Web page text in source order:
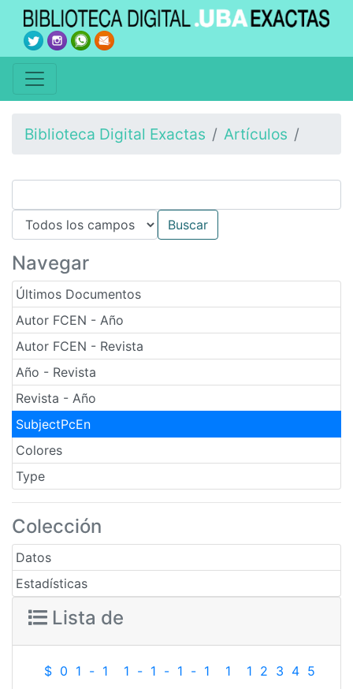
Biblioteca Digital Exactas Artículos
Navegar
Últimos Documentos
Autor FCEN - Año
Autor FCEN - Revista
Año - Revista
Revista - Año
SubjectPcEn
Colores
Type
Colección
Datos
Estadísticas
Lista de
$ 0 1 - 1 1 - 1 - 1 - 1 1 1 2 3 4 5